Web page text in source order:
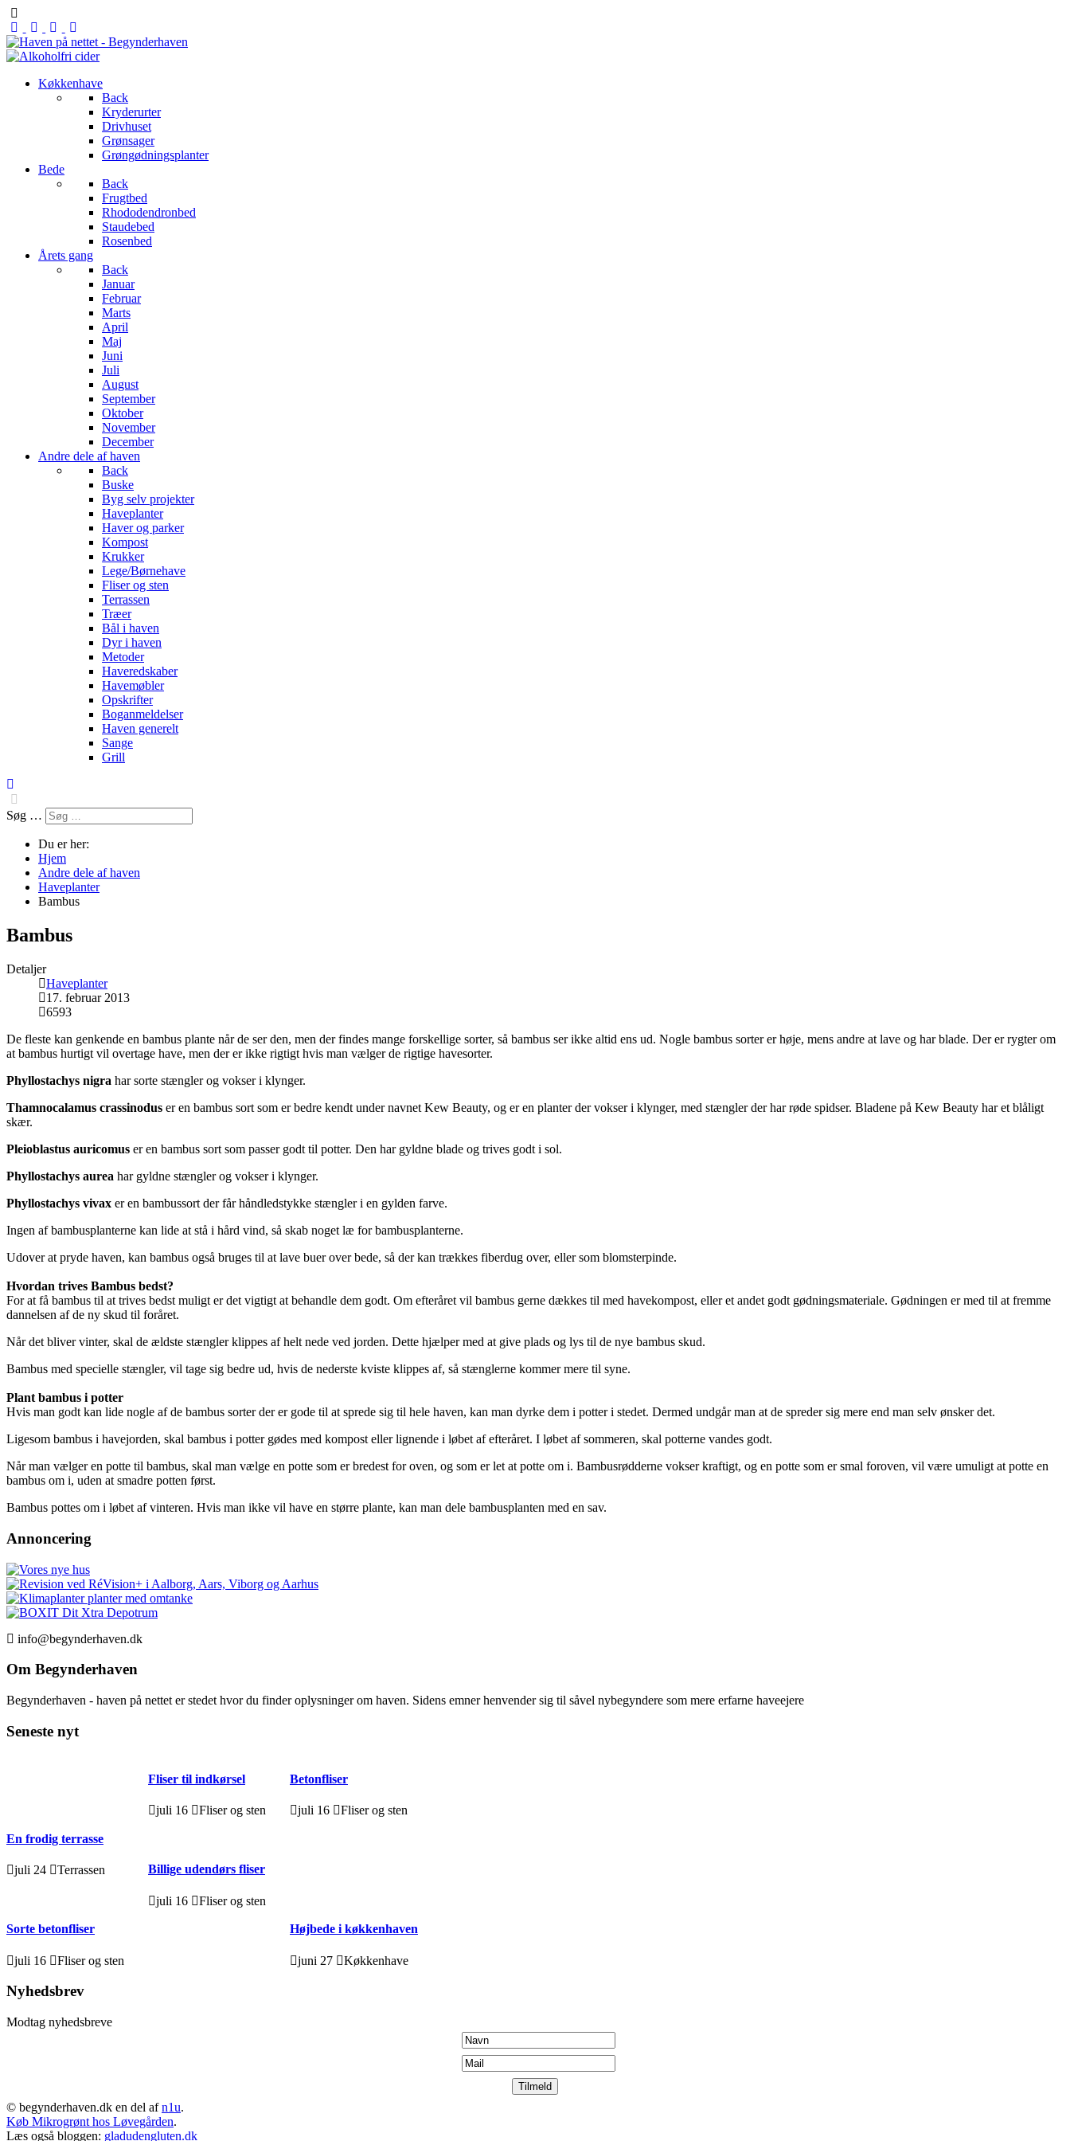
Køkkenhave
Back
Kryderurter
Drivhuset
Grønsager
Grøngødningsplanter
Bede
Back
Frugtbed
Rhododendronbed
Staudebed
Rosenbed
Årets gang
Back
Januar
Februar
Marts
April
Maj
Juni
Juli
August
September
Oktober
November
December
Andre dele af haven
Back
Buske
Byg selv projekter
Haveplanter
Haver og parker
Kompost
Krukker
Lege/Børnehave
Fliser og sten
Terrassen
Træer
Bål i haven
Dyr i haven
Metoder
Haveredskaber
Havemøbler
Opskrifter
Boganmeldelser
Haven generelt
Sange
Grill
Søg …
Du er her:
Hjem
Andre dele af haven
Haveplanter
Bambus
Bambus
Detaljer
Haveplanter
17. februar 2013
6593
De fleste kan genkende en bambus plante når de ser den, men der findes mange forskellige sorter, så bambus ser ikke altid ens ud. Nogle bambus sorter er høje, mens andre at lave og har blade. Der er rygter om
at bambus hurtigt vil overtage have, men der er ikke rigtigt hvis man vælger de rigtige havesorter.
Phyllostachys nigra har sorte stængler og vokser i klynger.
Thamnocalamus crassinodus er en bambus sort som er bedre kendt under navnet Kew Beauty, og er en planter der vokser i klynger, med stængler der har røde spidser. Bladene på Kew Beauty har et blåligt
skær.
Pleioblastus auricomus er en bambus sort som passer godt til potter. Den har gyldne blade og trives godt i sol.
Phyllostachys aurea har gyldne stængler og vokser i klynger.
Phyllostachys vivax er en bambussort der får håndledstykke stængler i en gylden farve.
Ingen af bambusplanterne kan lide at stå i hård vind, så skab noget læ for bambusplanterne.
Udover at pryde haven, kan bambus også bruges til at lave buer over bede, så der kan trækkes fiberdug over, eller som blomsterpinde.
Hvordan trives Bambus bedst?
For at få bambus til at trives bedst muligt er det vigtigt at behandle dem godt. Om efteråret vil bambus gerne dækkes til med havekompost, eller et andet godt gødningsmateriale. Gødningen er med til at fremme
dannelsen af de ny skud til foråret.
Når det bliver vinter, skal de ældste stængler klippes af helt nede ved jorden. Dette hjælper med at give plads og lys til de nye bambus skud.
Bambus med specielle stængler, vil tage sig bedre ud, hvis de nederste kviste klippes af, så stænglerne kommer mere til syne.
Plant bambus i potter
Hvis man godt kan lide nogle af de bambus sorter der er gode til at sprede sig til hele haven, kan man dyrke dem i potter i stedet. Dermed undgår man at de spreder sig mere end man selv ønsker det.
Ligesom bambus i havejorden, skal bambus i potter gødes med kompost eller lignende i løbet af efteråret. I løbet af sommeren, skal potterne vandes godt.
Når man vælger en potte til bambus, skal man vælge en potte som er bredest for oven, og som er let at potte om i. Bambusrødderne vokser kraftigt, og en potte som er smal foroven, vil være umuligt at potte en
bambus om i, uden at smadre potten først.
Bambus pottes om i løbet af vinteren. Hvis man ikke vil have en større plante, kan man dele bambusplanten med en sav.
Annoncering
info@begynderhaven.dk
Om Begynderhaven
Begynderhaven - haven på nettet er stedet hvor du finder oplysninger om haven. Sidens emner henvender sig til såvel nybegyndere som mere erfarne haveejere
Seneste nyt
En frodig terrasse
juli 24 Terrassen
Sorte betonfliser
juli 16 Fliser og sten
Fliser til indkørsel
juli 16 Fliser og sten
Billige udendørs fliser
juli 16 Fliser og sten
Betonfliser
juli 16 Fliser og sten
Højbede i køkkenhaven
juni 27 Køkkenhave
Nyhedsbrev
Modtag nyhedsbreve
© begynderhaven.dk en del afn1u.
Køb Mikrogrønt hos Løvegården.
Læs også bloggen: gladudengluten.dk